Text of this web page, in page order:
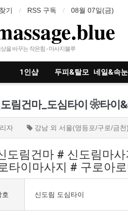
기 RSS 구독 08월 07일(금)
을 바꾸는 작은힘 - 마사지블루
1인샵 두피&탈모 네일&속
림건마_​도​심타이 ❀타
자 강남 외 서울(영등포/구로/금천)
도림건마 # 신도림마
타이마사지 # 구로아
호 신도림 도​심타이